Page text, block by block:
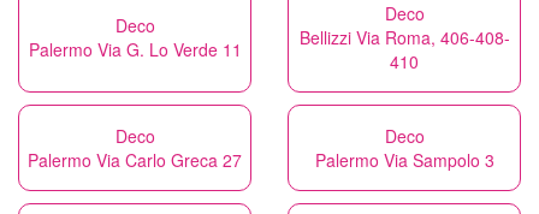
Deco
Palermo Via G. Lo Verde 11
Deco
Bellizzi Via Roma, 406-408-
410
Deco
Palermo Via Carlo Greca 27
Deco
Palermo Via Sampolo 3